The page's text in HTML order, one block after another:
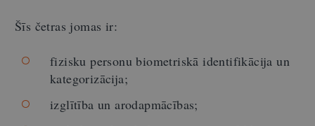
Šīs četras jomas ir:
fizisku personu biometriskā identifikācija un
kategorizācija;
izglītība un arodapmācības;